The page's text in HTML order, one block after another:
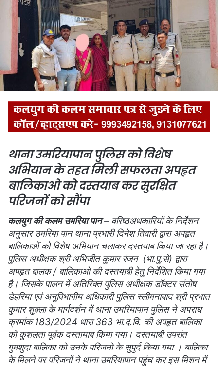
n
e
m
a
l
थाना उमरियापान पुलिस को विशेष
अभियान के तहत मिली सफलताअपहृत
बालिकाओ को दस्तयाब कर सुरक्षित
परिजनों को सौंपा
कलयुग की कलम उमरिया पान– वरिष्ठअधकारियों के निर्देशन
अनुसार उमरिया पान थाना प्रभारी दिनेश तिवारी द्वारा अपहृत
बालिकाओं को विशेष अभियान चलाकर दस्तयाब किया जा रहा है।
पुलिस अधीक्षक श्री अभिजीत कुमार रंजन (भा.पु.से) द्वारा
अपहृत बालक / बालिकाओ की दस्तयाबी हेतु निर्देशित किया गया
है। जिसके पालन में अतिरिक्त पुलिस अधीक्षक डॉक्टर संतोष
डेहरिया एवं अनुविभागीय अधिकारी पुलिस स्लीमनाबाद श्री प्रभात
कुमार शुक्ला के मार्गदर्शन में थाना उमरियापान पुलिस ने अपराध
क्रमांक 183/2024 धारा 363 भा.द.वि. की अपहृत बालिका
को कुशलता पूर्वक दस्तायाब किया गया। दस्तयाबी उपरांत
गुमशुदा बालिका को उनके परिजनो के सुपुर्द किया गया । बालिका
के मिलने पर परिजनों ने थाना उमरियापान पहुंच कर इस मिशन में